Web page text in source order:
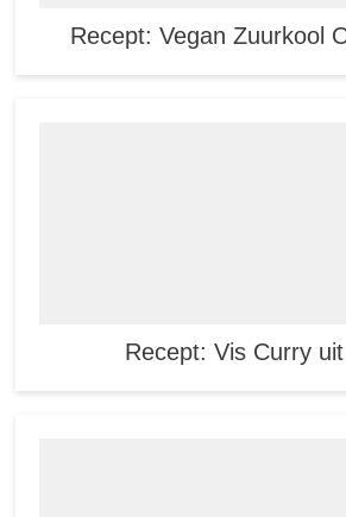
Recept: Vegan Zuurkool
Recept: Vis Curry